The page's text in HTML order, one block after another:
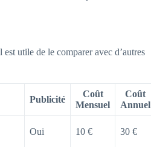
est utile de le comparer avec d’autres
Publicité
Coût
Mensuel
Coût
Annuel
Oui 10 € 30 €